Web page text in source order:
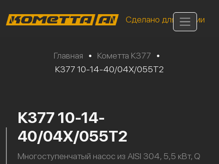
Сделано для России
Главная • Кометта К377
•
К377 10-14-40/04Х/055Т2
К377 10-14-
40/04Х/055Т2
Многоступенчатый насос из AISI 304, 5,5 кВт, Q